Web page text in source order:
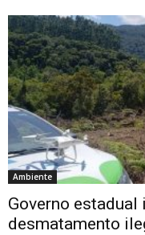
Ambiente
Governo
desmatamento